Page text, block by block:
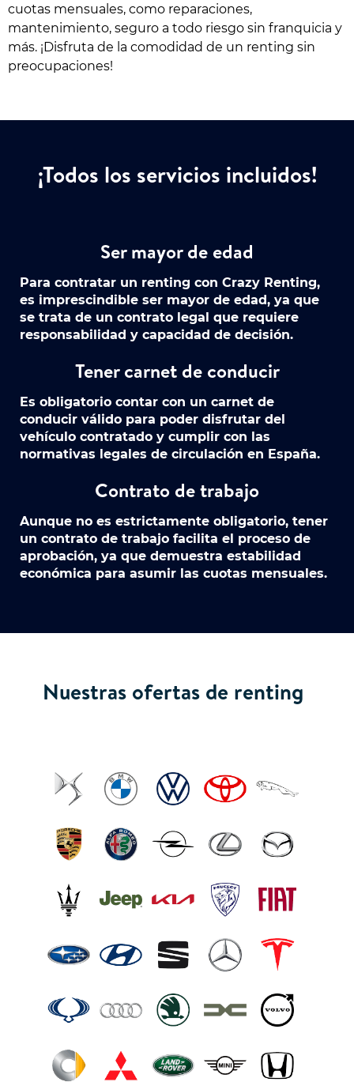
cuotas mensuales, como reparaciones,
mantenimiento, seguro a todo riesgo sin franquicia y
más. ¡Disfruta de la comodidad de un renting sin
preocupaciones!
¡Todos los servicios incluidos!
Ser mayor de edad
Para contratar un renting con Crazy Renting,
es imprescindible ser mayor de edad, ya que
se trata de un contrato legal que requiere
responsabilidad y capacidad de decisión.
Tener carnet de conducir
Es obligatorio contar con un carnet de
conducir válido para poder disfrutar del
vehículo contratado y cumplir con las
normativas legales de circulación en España.
Contrato de trabajo
Aunque no es estrictamente obligatorio, tener
un contrato de trabajo facilita el proceso de
aprobación, ya que demuestra estabilidad
económica para asumir las cuotas mensuales.
Nuestras ofertas de renting